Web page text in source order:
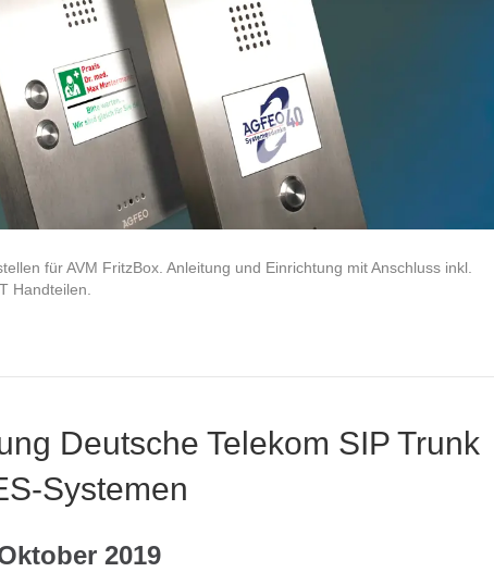
für AVM FritzBox. Anleitung und Einrichtung mit Anschluss inkl.
Handteilen.
Deutsche Telekom SIP Trunk
Systemen
2019